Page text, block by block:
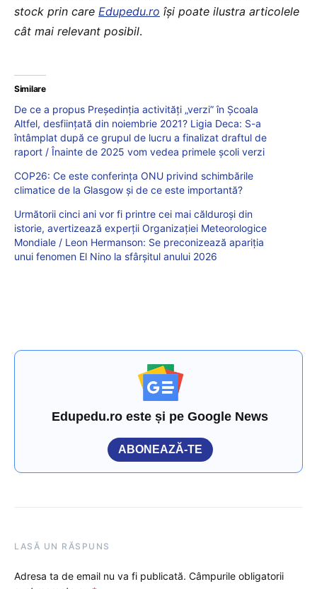
stock prin care Edupedu.ro îşi poate ilustra articolele
cât mai relevant posibil.
Similare
De ce a propus Președinția activități „verzi” în Școala
Altfel, desființată din noiembrie 2021? Ligia Deca: S-a
întâmplat după ce grupul de lucru a finalizat draftul de
raport / Înainte de 2025 vom vedea primele școli verzi
COP26: Ce este conferința ONU privind schimbările
climatice de la Glasgow și de ce este importantă?
Următorii cinci ani vor fi printre cei mai călduroși din
istorie, avertizează experții Organizației Meteorologice
Mondiale / Leon Hermanson: Se preconizează apariția
unui fenomen El Nino la sfârșitul anului 2026
Edupedu.ro este și pe Google News
ABONEAZĂ-TE
LASĂ UN RĂSPUNS
Adresa ta de email nu va fi publicată. Câmpurile obligatorii